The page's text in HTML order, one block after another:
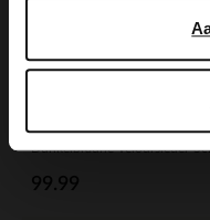
99.99